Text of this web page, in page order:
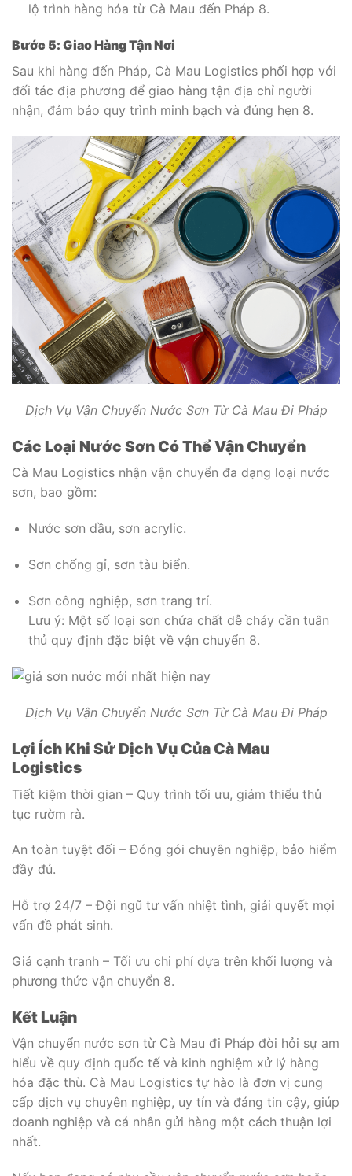
lộ trình hàng hóa từ Cà Mau đến Pháp 8.
Bước 5: Giao Hàng Tận Nơi
Sau khi hàng đến Pháp, Cà Mau Logistics phối hợp với
đối tác địa phương để giao hàng tận địa chỉ người
nhận, đảm bảo quy trình minh bạch và đúng hẹn 8.
Dịch Vụ Vận Chuyển Nước Sơn Từ Cà Mau Đi Pháp
Các Loại Nước Sơn Có Thể Vận Chuyển
Cà Mau Logistics nhận vận chuyển đa dạng loại nước
sơn, bao gồm:
Nước sơn dầu, sơn acrylic.
Sơn chống gỉ, sơn tàu biển.
Sơn công nghiệp, sơn trang trí.
Lưu ý: Một số loại sơn chứa chất dễ cháy cần tuân
thủ quy định đặc biệt về vận chuyển 8.
Dịch Vụ Vận Chuyển Nước Sơn Từ Cà Mau Đi Pháp
Lợi Ích Khi Sử Dịch Vụ Của Cà Mau
Logistics
Tiết kiệm thời gian – Quy trình tối ưu, giảm thiểu thủ
tục rườm rà.
An toàn tuyệt đối – Đóng gói chuyên nghiệp, bảo hiểm
đầy đủ.
Hỗ trợ 24/7 – Đội ngũ tư vấn nhiệt tình, giải quyết mọi
vấn đề phát sinh.
Giá cạnh tranh – Tối ưu chi phí dựa trên khối lượng và
phương thức vận chuyển 8.
Kết Luận
Vận chuyển nước sơn từ Cà Mau đi Pháp đòi hỏi sự am
hiểu về quy định quốc tế và kinh nghiệm xử lý hàng
hóa đặc thù. Cà Mau Logistics tự hào là đơn vị cung
cấp dịch vụ chuyên nghiệp, uy tín và đáng tin cậy, giúp
doanh nghiệp và cá nhân gửi hàng một cách thuận lợi
nhất.